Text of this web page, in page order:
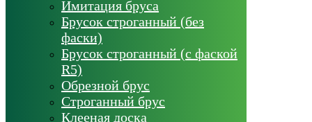
Имитация бруса
Брусок строганный (без
фаски)
Брусок строганный (с фаской
R5)
Обрезной брус
Строганный брус
Клееная доска